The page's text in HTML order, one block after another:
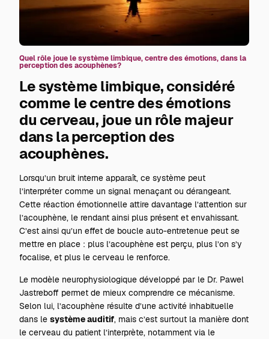
Quel rôle joue le système limbique, centre des émotions, dans la
perception des acouphènes?
Le système limbique, considéré
comme le centre des émotions
du cerveau, joue un rôle majeur
dans la perception des
acouphènes.
Lorsqu’un bruit interne apparaît, ce système peut
l’interpréter comme un signal menaçant ou dérangeant.
Cette réaction émotionnelle attire davantage l’attention sur
l’acouphène, le rendant ainsi plus présent et envahissant.
C’est ainsi qu’un effet de boucle auto-entretenue peut se
mettre en place : plus l’acouphène est perçu, plus l’on s’y
focalise, et plus le cerveau le renforce.
Le modèle neurophysiologique développé par le Dr. Pawel
Jastreboff permet de mieux comprendre ce mécanisme.
Selon lui, l’acouphène résulte d’une activité inhabituelle
dans lesystème auditif, mais c’est surtout la manière dont
le cerveau du patient l’interprète, notamment via le